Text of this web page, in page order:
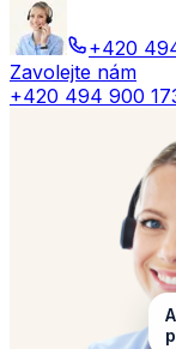
+420
Zavolejte nám
+420 494 900